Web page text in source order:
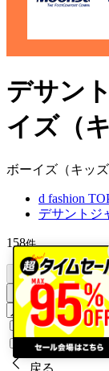
デサン
イズ（
ボーイズ（キッ
d fashion
デサントジ
158件
サイズ
絞り込む
カラーをまと
お気に入りブ